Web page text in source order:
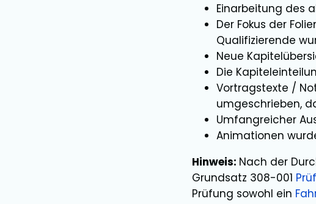
Einarbeitung des
Der Fokus der
Qualifizierende
Neue
Die
Vortragstexte /
umgeschrieben,
Umfangreicher
Animationen
Hinweis: Nach der
Grundsatz 308-001
Prüfung sowohl ein